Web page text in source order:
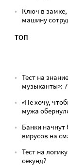
Ключ в замке,
машину
ТОП
Тест на
музыканты»:
«Не хочу,
мужа
Банки
вирусов на
Тест на
секунд?